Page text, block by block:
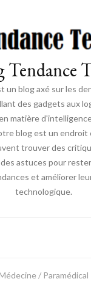
Tendance
un blog axé sur les
des gadgets aux
matière
blog est un endroit
trouver des
astuces pour
et améliorer
technologique.
/ Paramédical